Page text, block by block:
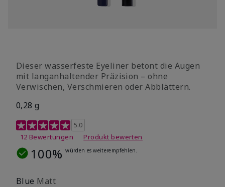
Dieser wasserfeste Eyeliner betont die Augen
mit langanhaltender Präzision – ohne
Verwischen, Verschmieren oder Abblättern.
0,28 g
4 out of 5 Customer Rating
5.0
12 Bewertungen
Produkt bewerten
100% würden es weiterempfehlen.
Blue Matt